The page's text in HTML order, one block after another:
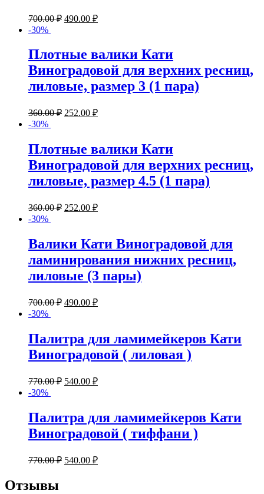
700.00₽ 490.00 ₽
-30%
Плотные валики Кати
Виноградовой для верхних ресниц,
лиловые, размер 3 (1 пара)
360.00₽ 252.00 ₽
-30%
Плотные валики Кати
Виноградовой для верхних ресниц,
лиловые, размер 4.5 (1 пара)
360.00₽ 252.00 ₽
-30%
Валики Кати Виноградовой для
ламинирования нижних ресниц,
лиловые (3 пары)
700.00₽ 490.00 ₽
-30%
Палитра для ламимейкеров Кати
Виноградовой ( лиловая )
770.00₽ 540.00 ₽
-30%
Палитра для ламимейкеров Кати
Виноградовой ( тиффани )
770.00₽ 540.00 ₽
Отзывы